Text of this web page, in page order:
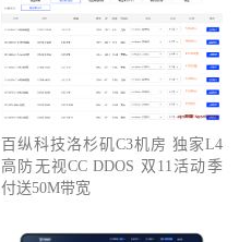
百纵科技洛杉矶C3机房 独家L4
高防无视CC DDOS 双11活动季
付送50M带宽